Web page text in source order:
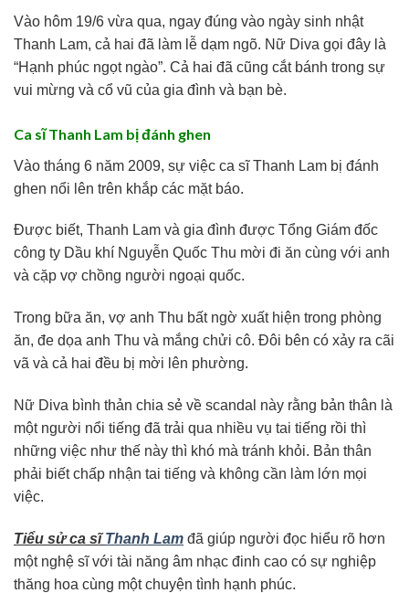
Vào hôm 19/6 vừa qua, ngay đúng vào ngày sinh nhật
Thanh Lam, cả hai đã làm lễ dạm ngõ. Nữ Diva gọi đây là
“Hạnh phúc ngọt ngào”. Cả hai đã cũng cắt bánh trong sự
vui mừng và cổ vũ của gia đình và bạn bè.
Ca sĩ Thanh Lam bị đánh ghen
Vào tháng 6 năm 2009, sự việc ca sĩ Thanh Lam bị đánh
ghen nổi lên trên khắp các mặt báo.
Được biết, Thanh Lam và gia đình được Tổng Giám đốc
công ty Dầu khí Nguyễn Quốc Thu mời đi ăn cùng với anh
và cặp vợ chồng người ngoại quốc.
Trong bữa ăn, vợ anh Thu bất ngờ xuất hiện trong phòng
ăn, đe dọa anh Thu và mắng chửi cô. Đôi bên có xảy ra cãi
vã và cả hai đều bị mời lên phường.
Nữ Diva bình thản chia sẻ về scandal này rằng bản thân là
một người nổi tiếng đã trải qua nhiều vụ tai tiếng rồi thì
những việc như thế này thì khó mà tránh khỏi. Bản thân
phải biết chấp nhận tai tiếng và không cần làm lớn mọi
việc.
Tiểu sử ca sĩThanh Lam đã giúp người đọc hiểu rõ hơn
một nghệ sĩ với tài năng âm nhạc đinh cao có sự nghiệp
thăng hoa cùng một chuyện tình hạnh phúc.